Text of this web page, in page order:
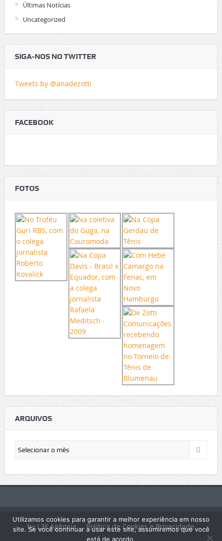
Últimas Notícias
Uncategorized
SIGA-NOS NO TWITTER
Tweets by @anadezotti
FACEBOOK
FOTOS
ARQUIVOS
Arquivos
by L3F Agência Política de Cookies e Privacidade
Utilizamos cookies para garantir a melhor experiência em nosso
site. Se você continuar a usar este site, assumiremos que você
está de acordo.